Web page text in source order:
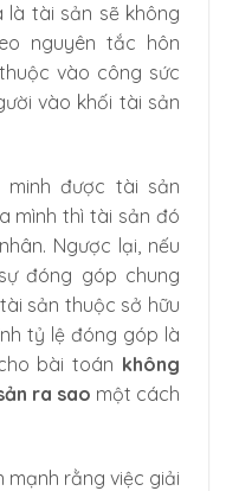
là tài sản sẽ không
nguyên tắc hôn
vào công sức
vào khối tài sản
được tài sản
mình thì tài sản đó
Ngược lại, nếu
đóng góp chung
sản thuộc sở hữu
tỷ lệ đóng góp là
bài toán không
ra sao một cách
mạnh rằng việc giải